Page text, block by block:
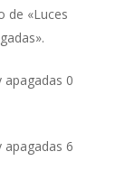
de «Luces
apagadas 0
apagadas 6